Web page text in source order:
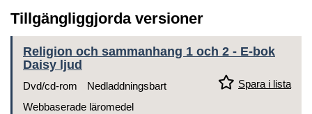
Tillgängliggjorda versioner
Religion och sammanhang 1 och 2 - E-bok
Daisy ljud
Spara i lista
Dvd/cd-rom
Nedladdningsbart
Webbaserade läromedel